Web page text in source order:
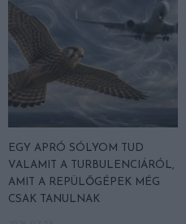
EGY APRÓ SÓLYOM TUD
VALAMIT A TURBULENCIÁRÓL,
AMIT A REPÜLŐGÉPEK MÉG
CSAK TANULNAK